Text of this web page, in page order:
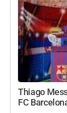
Thiago
FC